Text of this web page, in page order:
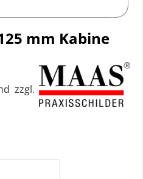
mm Kabine
zzgl.